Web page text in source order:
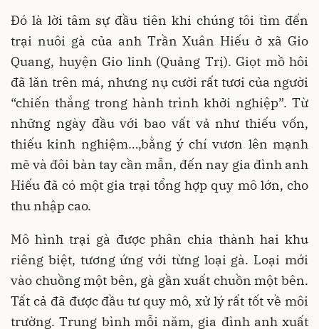
Đó là lời tâm sự đầu tiên khi chúng tôi tìm đến
trại nuôi gà của anh Trần Xuân Hiếu ở xã Gio
Quang, huyện Gio linh (Quảng Trị). Giọt mồ hôi
đã lăn trên má, nhưng nụ cười rất tươi của người
“chiến thắng trong hành trình khởi nghiệp”. Từ
những ngày đầu với bao vất vả như thiếu vốn,
thiếu kinh nghiệm…,bằng ý chí vươn lên mạnh
mẽ và đôi bàn tay cần mẫn, đến nay gia đình anh
Hiếu đã có một gia trại tổng hợp quy mô lớn, cho
thu nhập cao.
Mô hình trại gà được phân chia thành hai khu
riêng biệt, tương ứng với từng loại gà. Loại mới
vào chuồng một bên, gà gần xuất chuồn một bên.
Tất cả đã được đầu tư quy mô, xử lý rất tốt về môi
trường. Trung bình mỗi năm, gia đình anh xuất